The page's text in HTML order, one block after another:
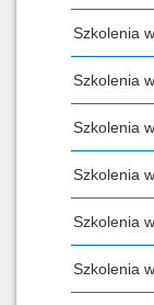
Szkolenia
Szkolenia
Szkolenia
Szkolenia
Szkolenia
Szkolenia